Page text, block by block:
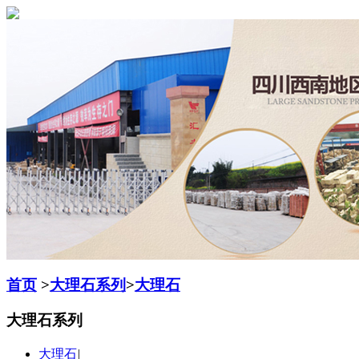
首页 >大理石系列 >大理石
大理石系列
大理石|